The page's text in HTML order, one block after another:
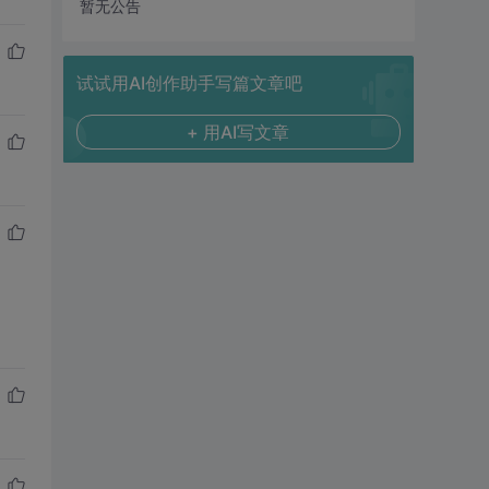
暂无公告
试试用AI创作助手写篇文章吧
+ 用AI写文章